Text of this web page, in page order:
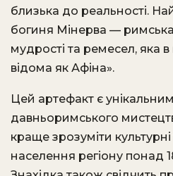
близька до реальності.
богиня Мінерва —
мудрості та ремесел, яка в
відома як Афіна».
Цей артефакт є
давньоримського
краще зрозуміти культурні
населення регіону понад